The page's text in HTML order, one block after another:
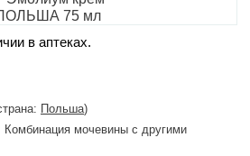
в аптеках.
Польша)
Комбинация мочевины с другими